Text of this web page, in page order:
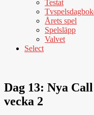
Testat
Årets spel
Spelsläpp
Valvet
Select
Dag 13: Nya
vecka 2